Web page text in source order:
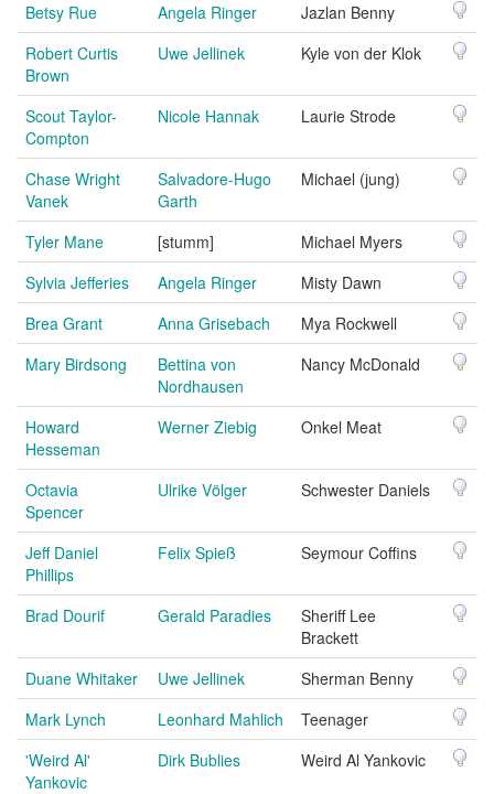
Betsy Rue Angela Ringer
Jazlan Benny
Robert Curtis
Brown
Uwe Jellinek Kyle von der Klok
Scout Taylor-
Compton
Nicole Hannak Laurie Strode
Chase Wright
Vanek
Salvadore-Hugo
Garth
Michael (jung)
Tyler Mane [stumm]
Michael Myers
Sylvia Jefferies
Angela Ringer
Misty Dawn
Brea Grant
Anna Grisebach
Mya Rockwell
Mary Birdsong
Bettina von
Nordhausen
Nancy McDonald
Howard
Hesseman
Werner Ziebig Onkel Meat
Octavia
Spencer
Ulrike Völger Schwester Daniels
Jeff Daniel
Phillips
Felix Spieß Seymour Coffins
Brad Dourif Gerald Paradies
Sheriff Lee
Brackett
Duane Whitaker
Uwe Jellinek
Sherman Benny
Mark Lynch
Leonhard Mahlich
Teenager
'Weird Al'
Yankovic
Dirk Bublies Weird Al Yankovic